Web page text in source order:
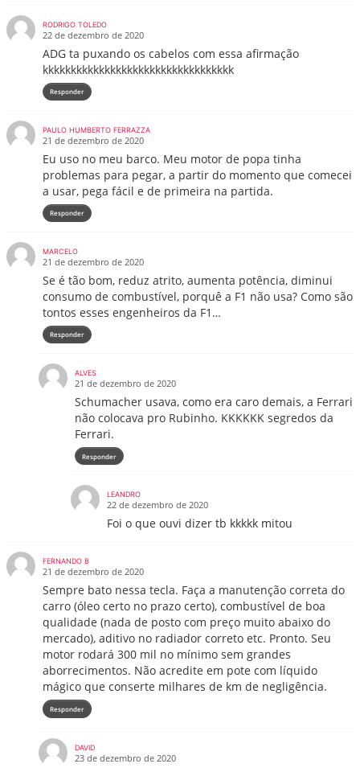
RODRIGO TOLEDO
22 de dezembro de 2020
ADG ta puxando os cabelos com essa afirmação
kkkkkkkkkkkkkkkkkkkkkkkkkkkkkkkkkk
Responder
PAULO HUMBERTO FERRAZZA
21 de dezembro de 2020
Eu uso no meu barco. Meu motor de popa tinha
problemas para pegar, a partir do momento que comecei
a usar, pega fácil e de primeira na partida.
Responder
MARCELO
21 de dezembro de 2020
Se é tão bom, reduz atrito, aumenta potência, diminui
consumo de combustível, porquê a F1 não usa? Como são
tontos esses engenheiros da F1…
Responder
ALVES
21 de dezembro de 2020
Schumacher usava, como era caro demais, a Ferrari
não colocava pro Rubinho. KKKKKK segredos da
Ferrari.
Responder
LEANDRO
22 de dezembro de 2020
Foi o que ouvi dizer tb kkkkk mitou
FERNANDO B
21 de dezembro de 2020
Sempre bato nessa tecla. Faça a manutenção correta do
carro (óleo certo no prazo certo), combustível de boa
qualidade (nada de posto com preço muito abaixo do
mercado), aditivo no radiador correto etc. Pronto. Seu
motor rodará 300 mil no mínimo sem grandes
aborrecimentos. Não acredite em pote com líquido
mágico que conserte milhares de km de negligência.
Responder
DAVID
23 de dezembro de 2020